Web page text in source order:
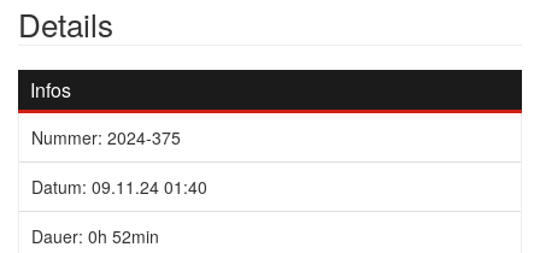
Details
Infos
Nummer: 2024-375
Datum: 09.11.24 01:40
Dauer: 0h 52min